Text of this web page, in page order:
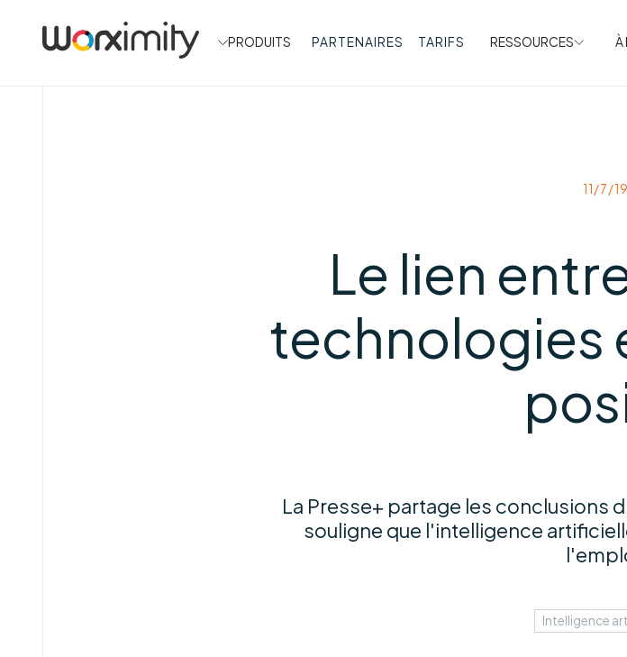
PRODUITS PARTENAIRES TARIFS RESSOURCES À
11/7/19
Le lien
technologies
La Presse+ partage les conclusions
souligne que l'intelligence
Intelligence